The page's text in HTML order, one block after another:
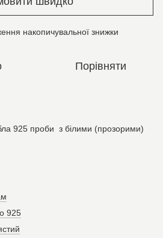
накопичувальної знижки
Порівняти
925 проби з білими (прозорими)
925